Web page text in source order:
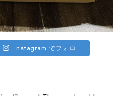
Instagram でフォロー